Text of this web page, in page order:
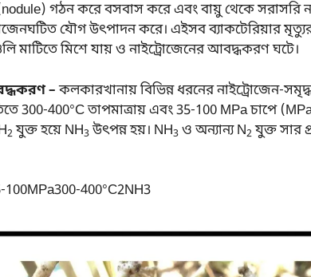
গঠন করে বসবাস করে এবং বায়ু থেকে সরাসরি
যৌগ উৎপাদন করে। এইসব ব্যাকটেরিয়ার
মাটিতে মিশে যায় ও নাইট্রোজেনের আবদ্ধকরণ ঘটে।
–কলকারখানায় বিভিন্ন ধরনের নাইট্রোজেন-
300-400°C তাপমাত্রায় এবং 35-100 MPa চাপে
2যুক্ত হয়ে NH3উৎপন্ন হয়। NH3 ও অন্যান্য N2যুক্ত সার
‐100MPa300‐400°C2NH3